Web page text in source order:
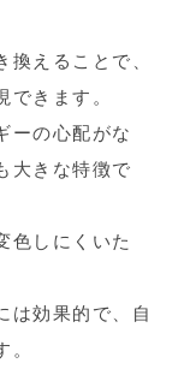
えることで、
できます。
ーの心配がな
大きな特徴で
色しにくいた
は効果的で、自
。